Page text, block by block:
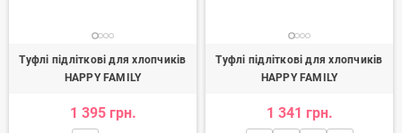
Туфлі підліткові для хлопчиків
HAPPY FAMILY
1 395 грн.
Туфлі підліткові для хлопчиків
HAPPY FAMILY
1 341 грн.